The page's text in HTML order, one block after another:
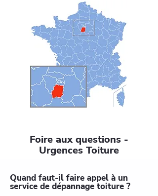
Foire aux questions -
Urgences Toiture
Quand faut-il faire appel à un
service de dépannage toiture ?